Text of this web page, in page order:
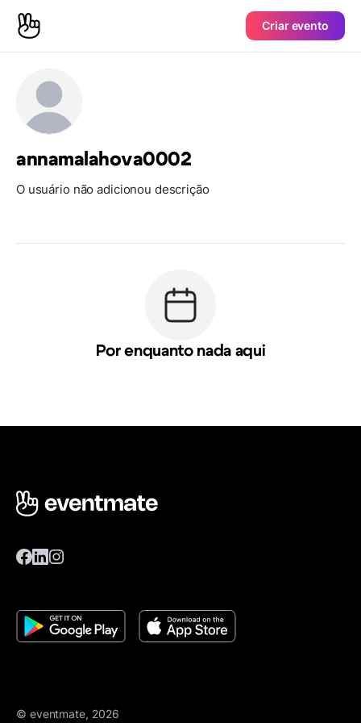
Criar evento
annamalahova0002
O usuário não adicionou descrição
Por enquanto nada aqui
© eventmate, 2026